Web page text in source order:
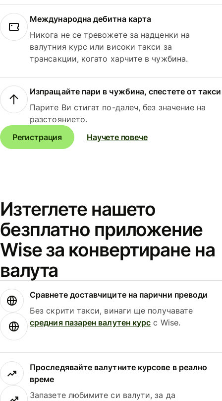
Международна дебитна карта
Никога не се тревожете за надценки на
валутния курс или високи такси за
трансакции, когато харчите в чужбина.
Изпращайте пари в чужбина, спестете от такси
Парите Ви стигат по-далеч, без значение на
разстоянието.
Регистрация
Научете повече
Изтеглете нашето
безплатно приложение
Wise за конвертиране на
валута
Сравнете доставчиците на парични преводи
Без скрити такси, винаги ще получавате
средния пазарен валутен курс с Wise.
Проследявайте валутните курсове в реално
време
Запазете любимите си валути, за да